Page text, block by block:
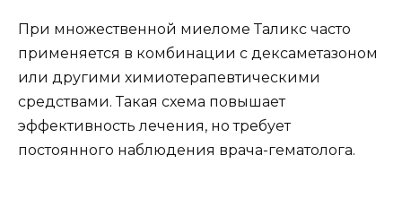
При множественной миеломе Таликс часто
применяется в комбинации с дексаметазоном
или другими химиотерапевтическими
средствами. Такая схема повышает
эффективность лечения, но требует
постоянного наблюдения врача-гематолога.